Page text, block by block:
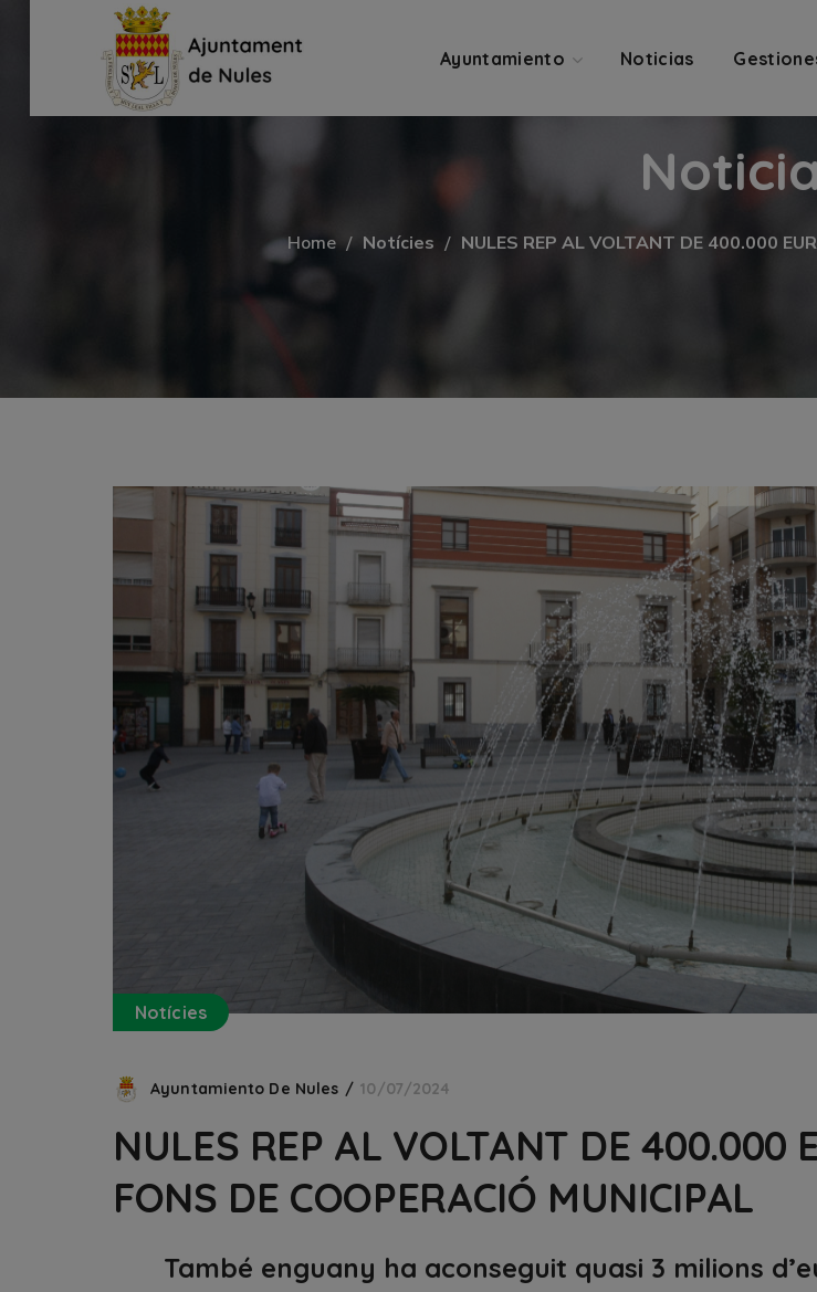
Ayuntamiento Noticias
Home Notícies NULES REP AL VOLTANT DE 400.000
Notícies
Ayuntamiento De Nules 10/07/2024
NULES REP AL VOLTANT DE 400.000
FONS DE COOPERACIÓ MUNICIPAL
També enguany ha aconseguit quasi 3 milions